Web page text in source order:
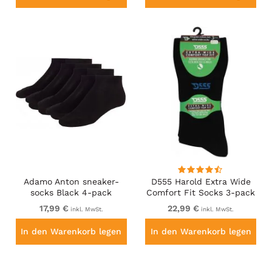
Adamo Anton sneaker-
socks Black 4-pack
17,99 € inkl. MwSt.
In den Warenkorb legen
D555 Harold Extra Wide
Comfort Fit Socks 3-pack
22,99 € inkl. MwSt.
In den Warenkorb legen